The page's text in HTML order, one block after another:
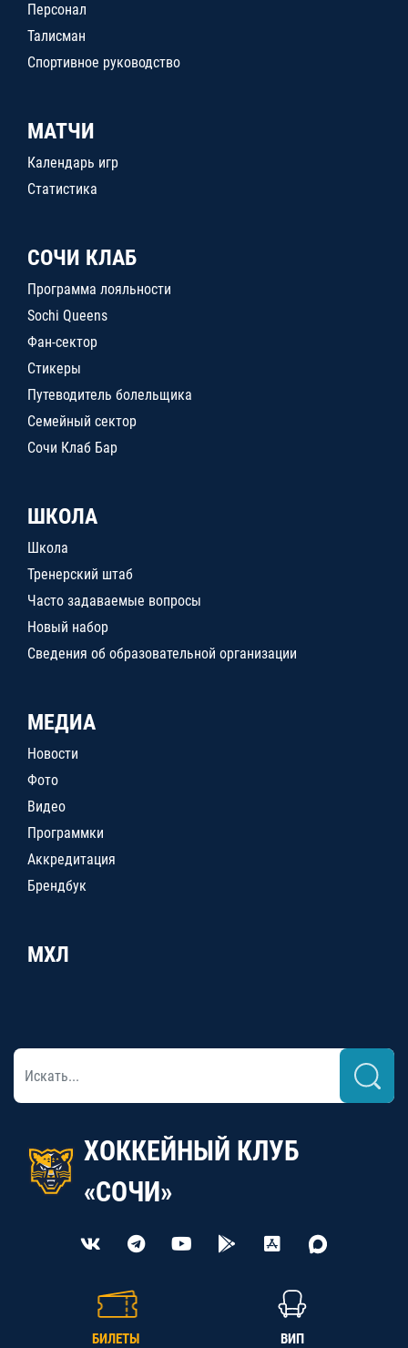
Персонал
Талисман
Спортивное руководство
МАТЧИ
Календарь игр
Статистика
СОЧИ КЛАБ
Программа лояльности
Sochi Queens
Фан-сектор
Стикеры
Путеводитель болельщика
Семейный сектор
Сочи Клаб Бар
ШКОЛА
Школа
Тренерский штаб
Часто задаваемые вопросы
Новый набор
Сведения об образовательной организации
МЕДИА
Новости
Фото
Видео
Программки
Аккредитация
Брендбук
МХЛ
ХОККЕЙНЫЙ КЛУБ
«СОЧИ»
БИЛЕТЫ ВИП